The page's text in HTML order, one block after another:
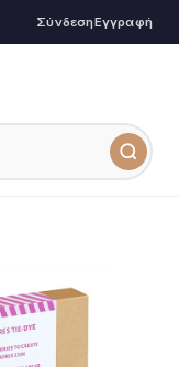
ΣύνδεσηΕγγραφή